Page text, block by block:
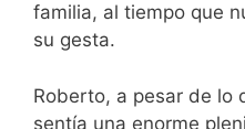
familia, al tiempo que
su gesta.
Roberto, a pesar de lo
sentía una enorme